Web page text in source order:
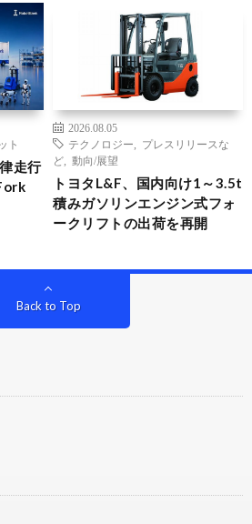
ト
走行
2026.08.05
テクノロジー
プレスリリースな
ど
動向/展望
トヨタL&F、国内向け1～3.5t
積みガソリンエンジン式フォ
ークリフトの出荷を再開
Back to Top